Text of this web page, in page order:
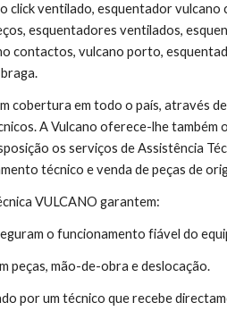
ventilado, esquentador vulcano
esquentadores ventilados,
contactos, vulcano porto,
cobertura em todo o país, através
A Vulcano oferece-lhe também
os serviços de Assistência
técnico e venda de peças de
VULCANO garantem:
o funcionamento fiável do
peças, mão-de-obra e deslocação.
por um técnico que recebe